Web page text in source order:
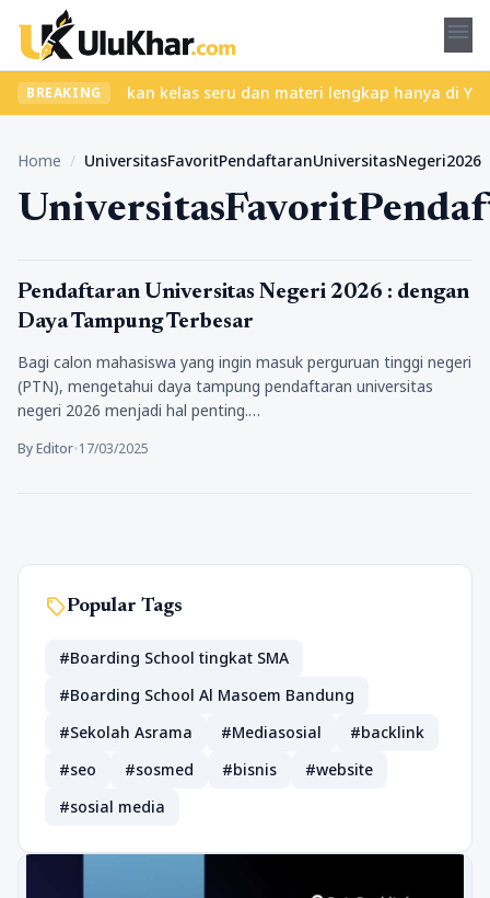
menu
BREAKING
Temukan kelas seru dan materi lengkap hanya di
Home / UniversitasFavoritPendaftaranUniversitasNegeri2026
Pendidikan
Pendaftaran Universitas Negeri 2026 : dengan
Daya Tampung Terbesar
Bagi calon mahasiswa yang ingin masuk perguruan tinggi negeri
(PTN), mengetahui daya tampung pendaftaran universitas
negeri 2026 menjadi hal penting.…
By Editor•17/03/2025
sellPopular Tags
#Boarding School tingkat SMA
#Boarding School Al Masoem Bandung
#Sekolah Asrama
#Mediasosial
#backlink
#seo
#sosmed #bisnis
#website
#sosial media